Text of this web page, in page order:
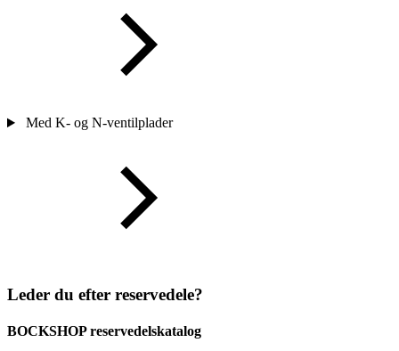
Med K- og N-ventilplader
Leder du efter reservedele?
BOCKSHOP reservedelskatalog